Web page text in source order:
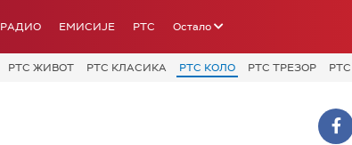
РАДИО ЕМИСИЈЕ РТС Остало
РТС ЖИВОТ РТС КЛАСИКА РТС КОЛО РТС ТРЕЗОР